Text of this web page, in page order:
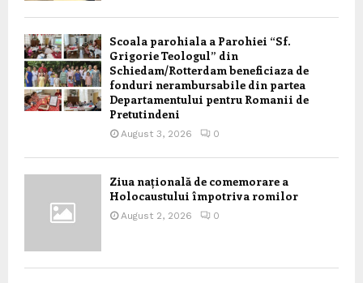
Scoala parohiala a Parohiei “Sf.
Grigorie Teologul” din
Schiedam/Rotterdam beneficiaza de
fonduri nerambursabile din partea
Departamentului pentru Romanii de
Pretutindeni
August 3, 2026 0
Ziua națională de comemorare a
Holocaustului împotriva romilor
August 2, 2026 0